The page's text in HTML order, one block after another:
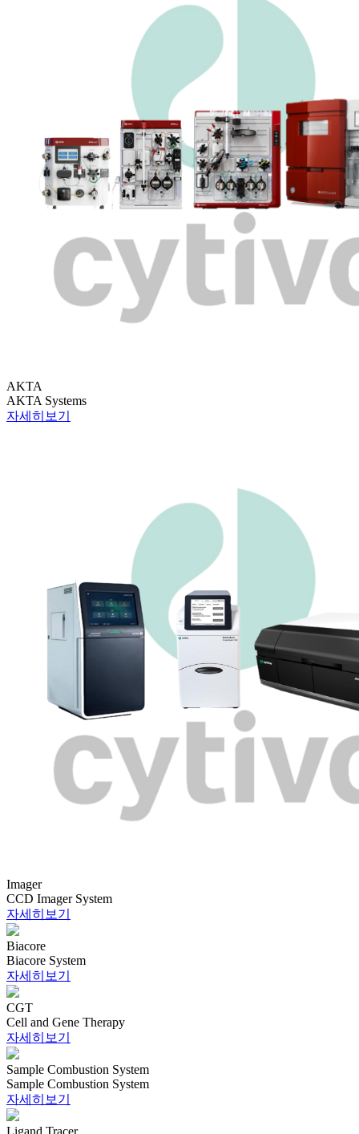
AKTA
AKTA Systems
자세히보기
Imager
CCD Imager System
자세히보기
Biacore
Biacore System
자세히보기
CGT
Cell and Gene Therapy
자세히보기
Sample Combustion System
Sample Combustion System
자세히보기
Ligand Tracer